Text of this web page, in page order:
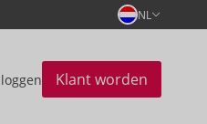
NL
Klant worden